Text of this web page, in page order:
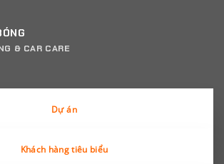
& CAR CARE
Dự án
Khách hàng tiêu biểu